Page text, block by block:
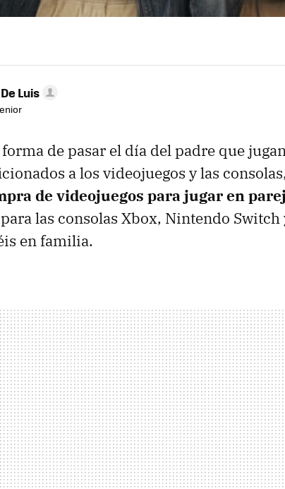
Luis
forma de pasar el día del padre que
a los videojuegos y las
de videojuegos para jugar en
para las consolas Xbox, Nintendo
en familia.